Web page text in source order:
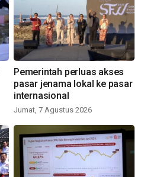
Pemerintah perluas akses
pasar jenama lokal ke pasar
internasional
Jumat, 7 Agustus 2026